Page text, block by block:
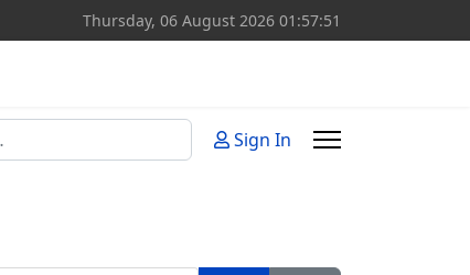
Thursday, 06 August 2026 01:57:51
Sign In